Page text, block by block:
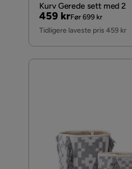
Kurv Gerede sett med 2
Pris
459 kr
Original
Pris
Før 699 kr
Tidligere laveste pris 459 kr